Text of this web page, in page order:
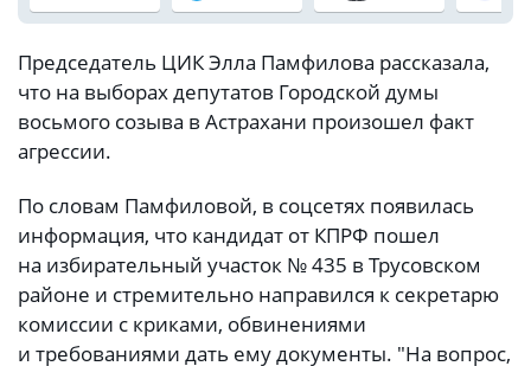
Председатель ЦИК Элла Памфилова рассказала,
что на выборах депутатов Городской думы
восьмого созыва в Астрахани произошел факт
агрессии.
По словам Памфиловой, в соцсетях появилась
информация, что кандидат от КПРФ пошел
на избирательный участок № 435 в Трусовском
районе и стремительно направился к секретарю
комиссии с криками, обвинениями
и требованиями дать ему документы. "На вопрос,